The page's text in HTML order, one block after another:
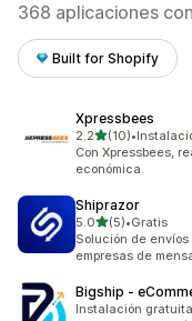
368 aplicaciones con
Built for Shopify
Xpressbees
2.2de 5 estrellas
(10)
10 reseñas en total
•
Con Xpressbees,
económica.
Shiprazor
5.0de 5 estrellas
(5)
5 reseñas en total
•Gratis
Solución de
empresas de
Bigship ‑
Instalación gratuita